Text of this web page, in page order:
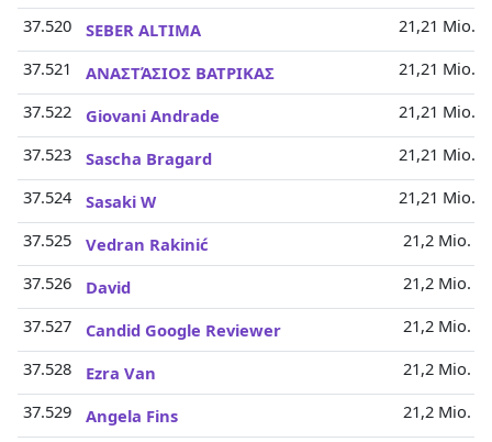
37.520
SEBER ALTIMA
21,21 Mio.
37.521
ΑΝΑΣΤΆΣΙΟΣ ΒΑΤΡΙΚΑΣ
21,21 Mio.
37.522
Giovani Andrade
21,21 Mio.
37.523
Sascha Bragard
21,21 Mio.
37.524
Sasaki W
21,21 Mio.
37.525
Vedran Rakinić
21,2 Mio.
37.526
David
21,2 Mio.
37.527
Candid Google Reviewer
21,2 Mio.
37.528
Ezra Van
21,2 Mio.
37.529
Angela Fins
21,2 Mio.